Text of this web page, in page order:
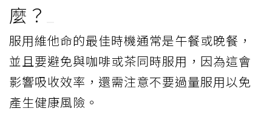
麼？
服用維他命的最佳時機通常是午餐或晚餐，
並且要避免與咖啡或茶同時服用，因為這會
影響吸收效率，還需注意不要過量服用以免
產生健康風險。